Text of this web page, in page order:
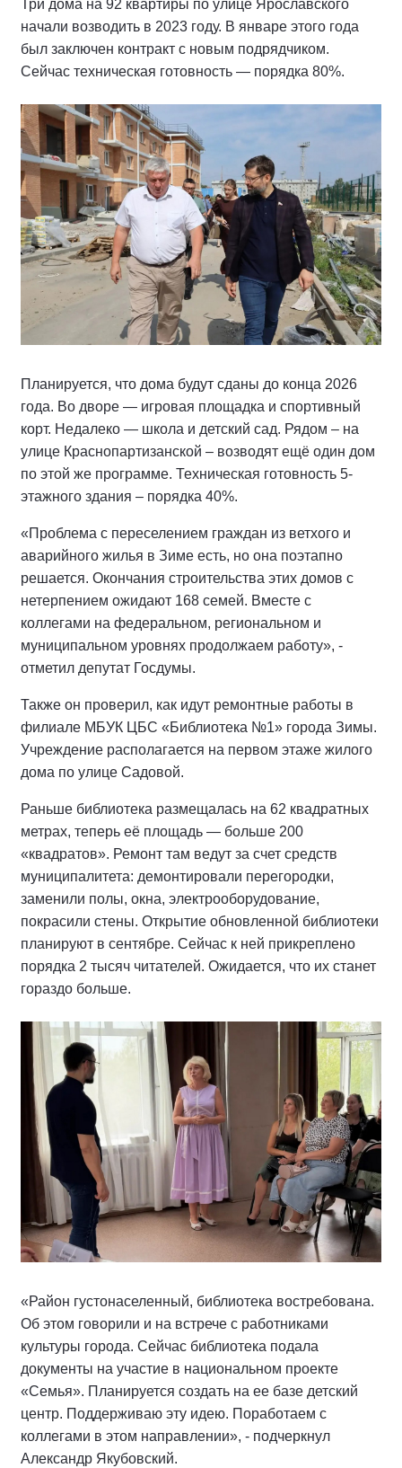
Три дома на 92 квартиры по улице Ярославского
начали возводить в 2023 году. В январе этого года
был заключен контракт с новым подрядчиком.
Сейчас техническая готовность — порядка 80%.
Планируется, что дома будут сданы до конца 2026
года. Во дворе — игровая площадка и спортивный
корт. Недалеко — школа и детский сад. Рядом – на
улице Краснопартизанской – возводят ещё один дом
по этой же программе. Техническая готовность 5-
этажного здания – порядка 40%.
«Проблема с переселением граждан из ветхого и
аварийного жилья в Зиме есть, но она поэтапно
решается. Окончания строительства этих домов с
нетерпением ожидают 168 семей. Вместе с
коллегами на федеральном, региональном и
муниципальном уровнях продолжаем работу», -
отметил депутат Госдумы.
Также он проверил, как идут ремонтные работы в
филиале МБУК ЦБС «Библиотека №1» города Зимы.
Учреждение располагается на первом этаже жилого
дома по улице Садовой.
Раньше библиотека размещалась на 62 квадратных
метрах, теперь её площадь — больше 200
«квадратов». Ремонт там ведут за счет средств
муниципалитета: демонтировали перегородки,
заменили полы, окна, электрооборудование,
покрасили стены. Открытие обновленной библиотеки
планируют в сентябре. Сейчас к ней прикреплено
порядка 2 тысяч читателей. Ожидается, что их станет
гораздо больше.
«Район густонаселенный, библиотека востребована.
Об этом говорили и на встрече с работниками
культуры города. Сейчас библиотека подала
документы на участие в национальном проекте
«Семья». Планируется создать на ее базе детский
центр. Поддерживаю эту идею. Поработаем с
коллегами в этом направлении», - подчеркнул
Александр Якубовский.